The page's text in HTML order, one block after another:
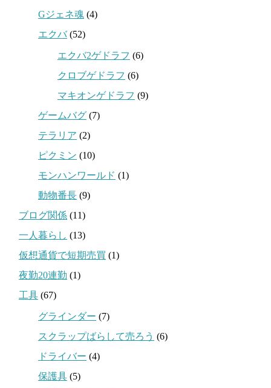
Gジェネ魂 (4)
エクバ(52)
エクバ2ゲドラフ (6)
クロブゲドラフ (6)
マキオンゲドラフ (9)
ゲームバグ (7)
テラリア (2)
ピクミン (10)
モンハンワールド (1)
動物番長 (9)
ブログ関係 (11)
一人暮らし (13)
仮想通貨で短期売買 (1)
夜勤20連勤 (1)
工具 (67)
グラインダー (7)
スクラップばらして売ろう (6)
ドライバー (4)
保護具 (5)